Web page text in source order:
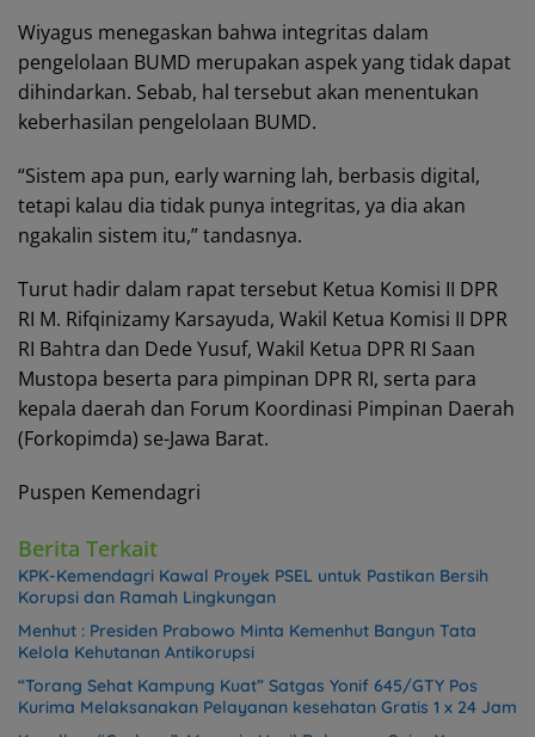
Wiyagus menegaskan bahwa integritas dalam
pengelolaan BUMD merupakan aspek yang tidak dapat
dihindarkan. Sebab, hal tersebut akan menentukan
keberhasilan pengelolaan BUMD.
“Sistem apa pun, early warning lah, berbasis digital,
tetapi kalau dia tidak punya integritas, ya dia akan
ngakalin sistem itu,” tandasnya.
Turut hadir dalam rapat tersebut Ketua Komisi II DPR
RI M. Rifqinizamy Karsayuda, Wakil Ketua Komisi II DPR
RI Bahtra dan Dede Yusuf, Wakil Ketua DPR RI Saan
Mustopa beserta para pimpinan DPR RI, serta para
kepala daerah dan Forum Koordinasi Pimpinan Daerah
(Forkopimda) se-Jawa Barat.
Puspen Kemendagri
Berita Terkait
KPK-Kemendagri Kawal Proyek PSEL untuk Pastikan Bersih
Korupsi dan Ramah Lingkungan
Menhut : Presiden Prabowo Minta Kemenhut Bangun Tata
Kelola Kehutanan Antikorupsi
“Torang Sehat Kampung Kuat” Satgas Yonif 645/GTY Pos
Kurima Melaksanakan Pelayanan kesehatan Gratis 1 x 24 Jam